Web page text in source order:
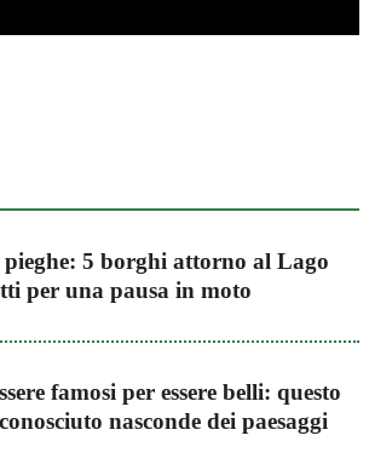
pieghe: 5 borghi attorno al Lago
per una pausa in moto
famosi per essere belli: questo
nasconde dei paesaggi